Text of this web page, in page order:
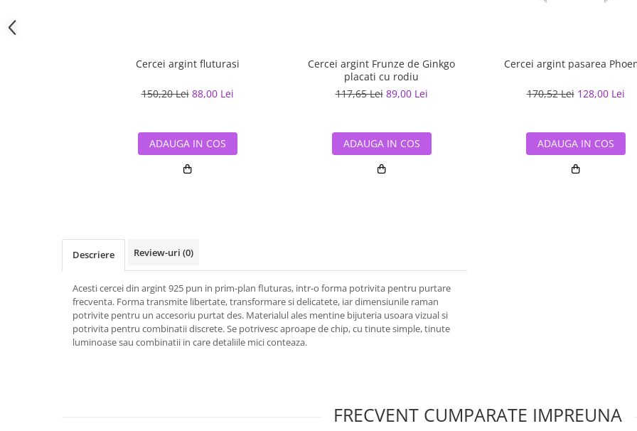
Cercei argint fluturasi
150,20 Lei 88,00 Lei
ADAUGA IN COS
Cercei argint Frunze de Ginkgo
placati cu rodiu
117,65 Lei 89,00 Lei
ADAUGA IN COS
Cercei argint pasarea
170,52 Lei 128,00 Lei
ADAUGA IN COS
Descriere Review-uri (0)
Acesti cercei din argint 925 pun in prim-plan fluturas, intr-o forma potrivita pentru purtare
frecventa. Forma transmite libertate, transformare si delicatete, iar dimensiunile raman
potrivite pentru un accesoriu purtat des. Materialul ales mentine bijuteria usoara vizual si
potrivita pentru combinatii discrete. Se potrivesc aproape de chip, cu tinute simple, tinute
luminoase sau combinatii in care detaliile mici conteaza.
FRECVENT CUMPARATE IMPREUNA